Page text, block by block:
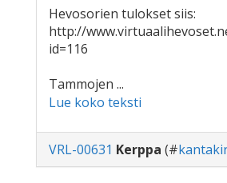
Hevosorien tulokset siis:
http://
id=116
Tammojen ...
Lue koko teksti
VRL-00631 Kerppa (#